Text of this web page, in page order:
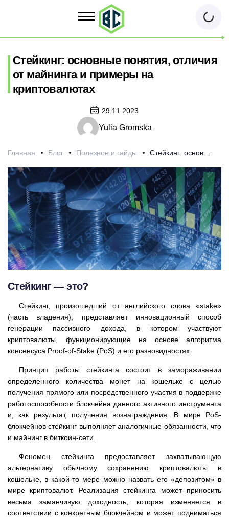
Стейкинг: основные понятия, отличия
от майнинга и примеры на
криптовалютах
Главная Блог Полезное и гайды Стейкинг: основные понятия, отличия от майнинга и примеры на криптовалютах
29.11.2023
Yulia Gromska
Стейкинг — это?
Стейкинг, произошедший от английского слова «stake»
(часть владения), представляет инновационный способ
генерации пассивного дохода, в котором участвуют
криптовалюты, функционирующие на основе алгоритма
консенсуса Proof-of-Stake (PoS) и его разновидностях.
Принцип работы стейкинга состоит в замораживании
определенного количества монет на кошельке с целью
получения прямого или посредственного участия в поддержке
работоспособности блокчейна данного активного инструмента
и, как результат, получения вознаграждения. В мире PoS-
блокчейнов стейкинг выполняет аналогичные обязанности, что
и майнинг в биткоин-сети.
Феномен стейкинга предоставляет захватывающую
альтернативу обычному сохранению криптовалюты в
кошельке, в какой-то мере можно назвать его «депозитом» в
мире криптовалют. Реализация стейкинга может приносить
весьма заманчивую доходность, которая изменяется в
соответствии с конкретным блокчейном и может подниматься